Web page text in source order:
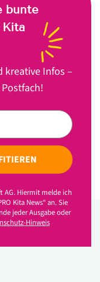
bunte
Kita
kreative Infos –
AG. Hiermit melde ich
Kita News“ an. Sie
jeder Ausgabe oder
Hinweis